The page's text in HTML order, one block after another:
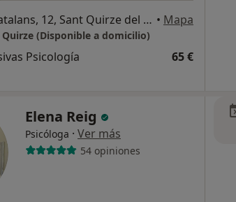
Av. Països Catalans, 12, Sant Quirze del Vallès • Mapa
(Disponible a domicilio)
Psicología 65 €
Elena Reig
Psicóloga · Ver más
54 opiniones